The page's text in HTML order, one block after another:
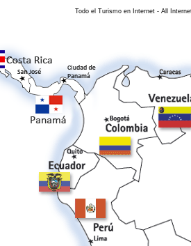
Todo el Turismo en Internet - All